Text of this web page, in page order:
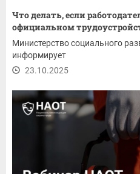
Что делать, если
официальном
Министерство социального
информирует
23.10.2025